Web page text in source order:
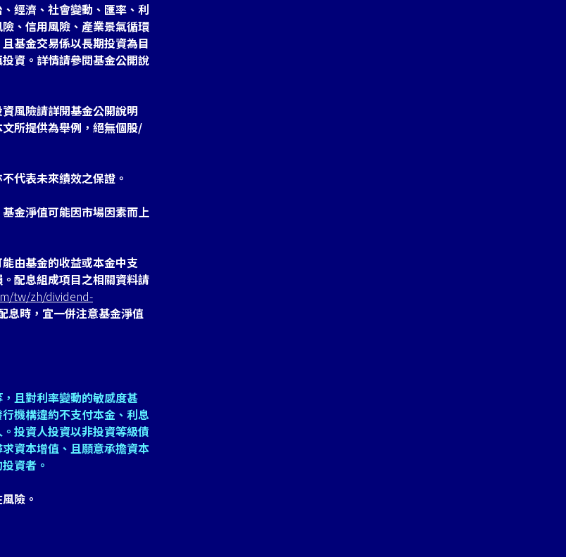
經濟、社會變動、匯率、利
、信用風險、產業景氣循環
基金交易係以長期投資為目
資。詳情請參閱基金公開說
風險請詳閱基金公開說明
所提供為舉例，絕無個股/
代表未來績效之保證。
金淨值可能因市場因素而上
由基金的收益或本金中支
配息組成項目之相關資料請
tw/zh/dividend-
息時，宜一併注意基金淨值
且對利率變動的敏感度甚
機構違約不支付本金、利息
投資人投資以非投資等級債
資本增值、且願意承擔資本
資者。
險。